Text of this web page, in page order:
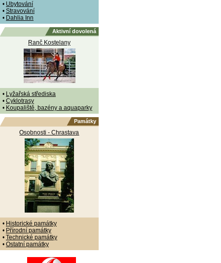
• Ubytování
• Stravování
• Dahlia Inn
Aktivní dovolená
Ranč Kostelany
• Lyžařská střediska
• Cyklotrasy
• Koupaliště, bazény a aquaparky
Památky
Osobnosti - Chrastava
• Historické památky
• Přírodní památky
• Technické památky
• Ostatní památky